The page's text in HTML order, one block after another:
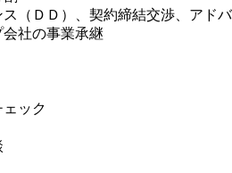
（ＤＤ）、契約締結交渉、アド
社の事業承継
ック